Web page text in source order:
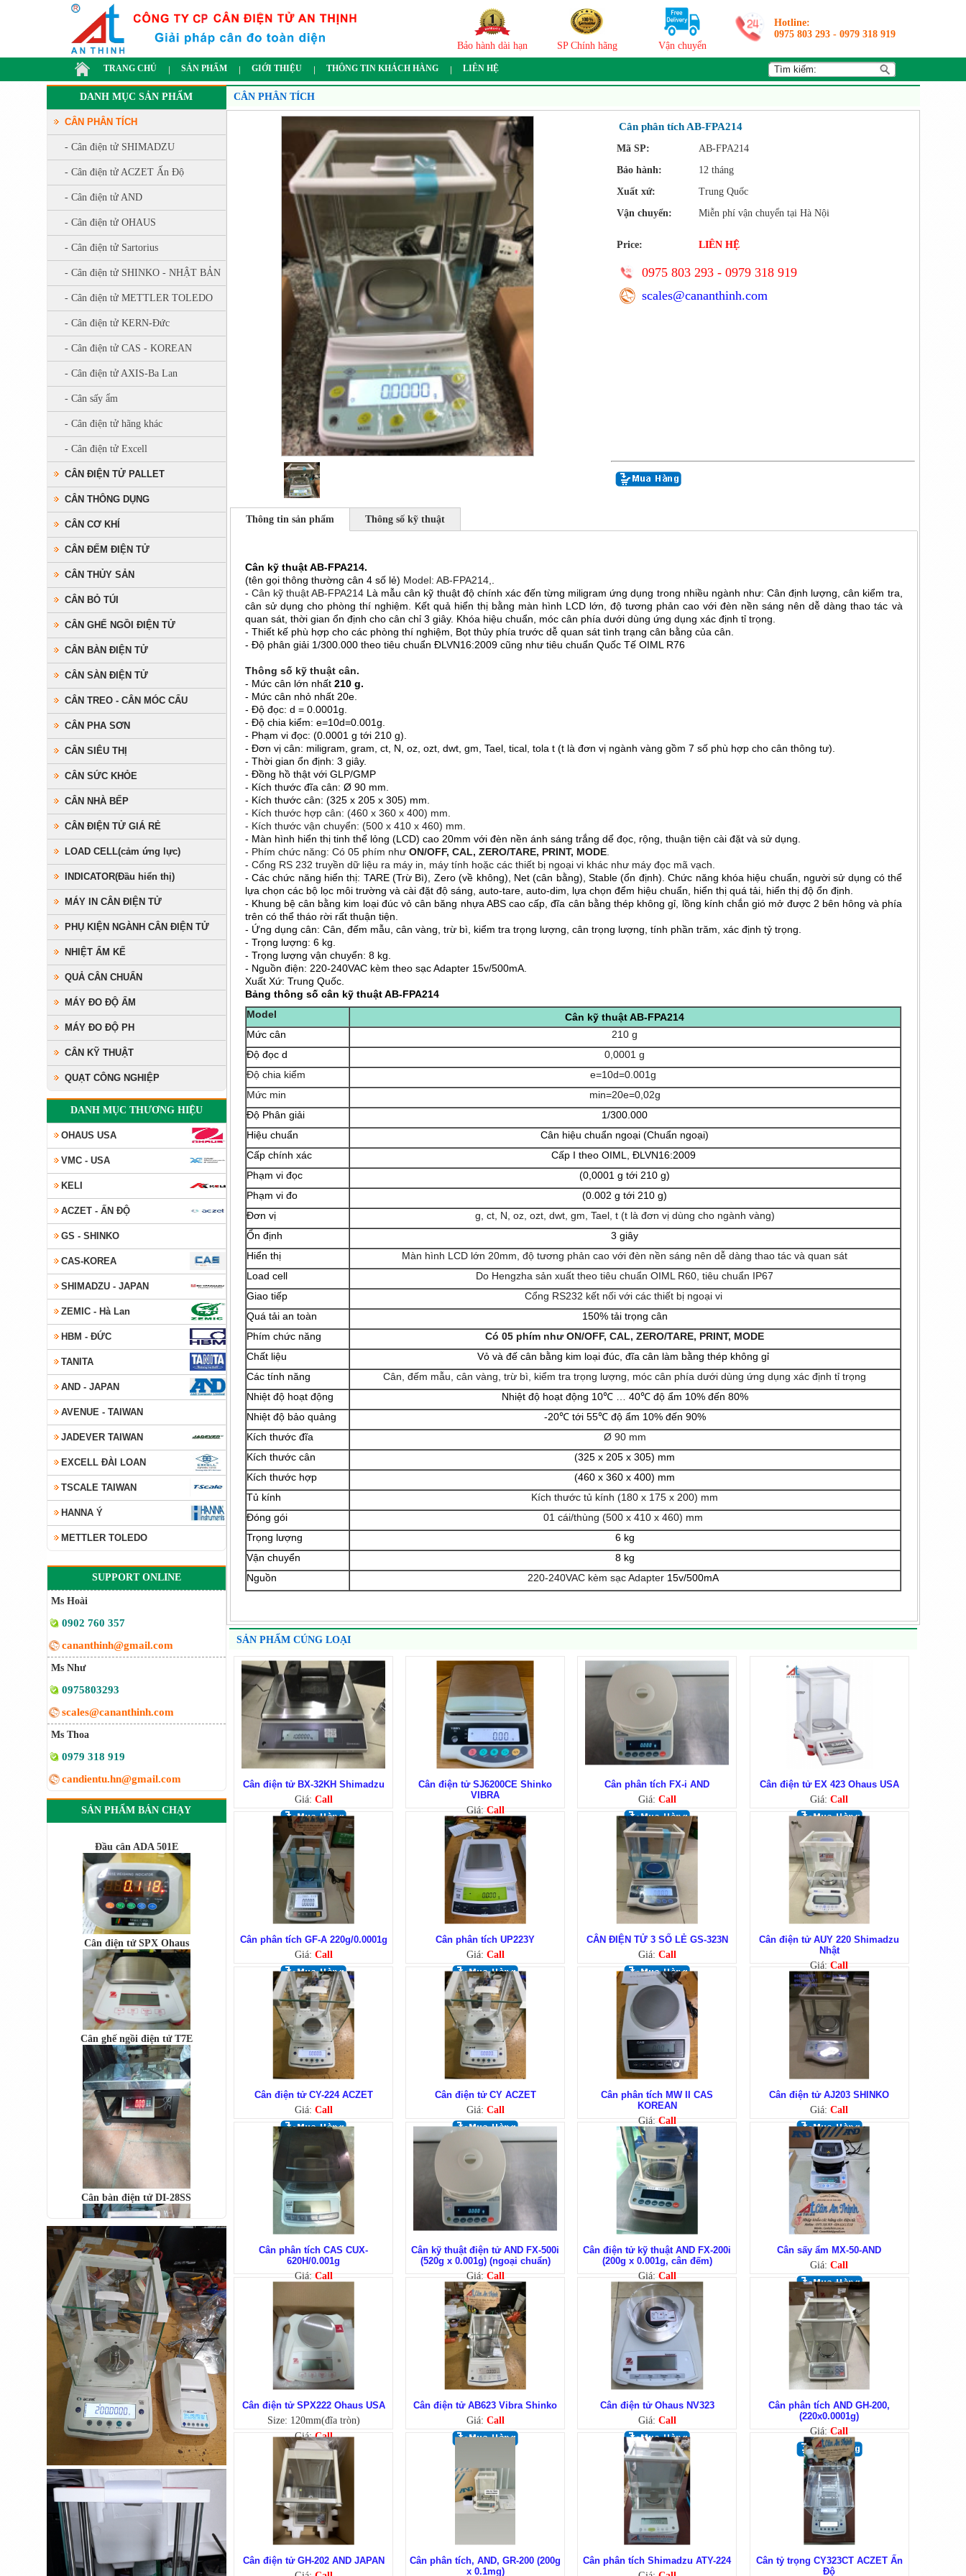
Bảo hành dài hạn SP Chính hãng Vận chuyển
Hotline:
0975 803 293 - 0979 318 919
TRANG CHỦ SẢN PHẨM GIỚI THIỆU THÔNG TIN KHÁCH HÀNG LIÊN HỆ
DANH MỤC SẢN PHẨM
CÂN PHÂN TÍCH
- Cân điện tử SHIMADZU
- Cân điện tử ACZET Ấn Độ
- Cân điện tử AND
- Cân điện tử OHAUS
- Cân điện tử Sartorius
- Cân điện tử SHINKO - NHẬT BẢN
- Cân điện tử METTLER TOLEDO
- Cân điện tử KERN-Đức
- Cân điện tử CAS - KOREAN
- Cân điện tử AXIS-Ba Lan
- Cân sấy ẩm
- Cân điện tử hãng khác
- Cân điện tử Excell
CÂN ĐIỆN TỬ PALLET
CÂN THÔNG DỤNG
CÂN CƠ KHÍ
CÂN ĐẾM ĐIỆN TỬ
CÂN THỦY SẢN
CÂN BỎ TÚI
CÂN GHẾ NGỒI ĐIỆN TỬ
CÂN BÀN ĐIỆN TỬ
CÂN SÀN ĐIỆN TỬ
CÂN TREO - CÂN MÓC CẨU
CÂN PHA SƠN
CÂN SIÊU THỊ
CÂN SỨC KHỎE
CÂN NHÀ BẾP
CÂN ĐIỆN TỬ GIÁ RẺ
LOAD CELL(cảm ứng lực)
INDICATOR(Đầu hiển thị)
MÁY IN CÂN ĐIỆN TỬ
PHỤ KIỆN NGÀNH CÂN ĐIỆN TỬ
NHIỆT ẨM KẾ
QUẢ CÂN CHUẨN
MÁY ĐO ĐỘ ẨM
MÁY ĐO ĐỘ PH
CÂN KỸ THUẬT
QUẠT CÔNG NGHIỆP
DANH MỤC THƯƠNG HIỆU
OHAUS USA
VMC - USA
KELI
ACZET - ẤN ĐỘ
GS - SHINKO
CAS-KOREA
SHIMADZU - JAPAN
ZEMIC - Hà Lan
HBM - ĐỨC
TANITA
AND - JAPAN
AVENUE - TAIWAN
JADEVER TAIWAN
EXCELL ĐÀI LOAN
TSCALE TAIWAN
HANNA Ý
METTLER TOLEDO
SUPPORT ONLINE
Ms Hoài
0902 760 357
cananthinh@gmail.com
Ms Như
0975803293
scales@cananthinh.com
Ms Thoa
0979 318 919
candientu.hn@gmail.com
SẢN PHẨM BÁN CHẠY
Đầu cân ADA 501E
Cân điện tử SPX Ohaus
Cân ghế ngồi điện tử T7E
Cân bàn điện tử DI-28SS
Cân điện tử GS3201N
(3200g/0.1g)
Cân sàn điện tử K8
CÂN PHÂN TÍCH
Cân phân tích AB-FPA214
Mã SP:
AB-FPA214
Bảo hành:
12 tháng
Xuất xứ:
Trung Quốc
Vận chuyển:
Miễn phí vận chuyển tại Hà Nội
Price: LIÊN HỆ
0975 803 293 - 0979 318 919
scales@cananthinh.com
Thông tin sản phẩm Thông số kỹ thuật
Cân kỹ thuật AB-FPA214.
(tên gọi thông thường cân 4 số lẻ) Model: AB-FPA214,
- Cân kỹ thuật AB-FPA214Là mẫu cân kỹ thuật độ chính xác đến từng miligram ứng dụng trong nhiều ngành như: Cân định lượng, cân kiểm tra,
cân sử dụng cho phòng thí nghiệm. Kết quả hiển thị bằng màn hình LCD lớn, độ tương phản cao với đèn nền sáng nên dễ dàng thao tác và
quan sát, thời gian ổn định cho cân chỉ 3 giây. Khóa hiệu chuẩn, móc cân phía dưới dùng ứng dụng xác định tỉ trọng.
- Thiết kế phù hợp cho các phòng thí nghiệm, Bọt thủy phía trước dễ quan sát tình trạng cân bằng của cân.
- Độ phân giải 1/300.000 theo tiêu chuẩn ĐLVN16:2009 cũng như tiêu chuẩn Quốc Tế OIML R76
Thông số kỹ thuật cân.
- Mức cân lớn nhất 210 g.
- Mức cân nhỏ nhất 20e.
- Độ đọc: d = 0.0001g.
- Độ chia kiểm: e=10d=0.001g.
- Phạm vi đọc: (0.0001 g tới 210 g).
- Đơn vị cân: miligram, gram, ct, N, oz, ozt, dwt, gm, Tael, tical, tola t (t là đơn vị ngành vàng gồm 7 số phù hợp cho cân thông tư).
- Thời gian ổn định: 3 giây.
- Đồng hồ thật với GLP/GMP
- Kích thước đĩa cân: Ø 90 mm.
- Kích thước cân: (325 x 205 x 305) mm.
- Kích thước hợp cân: (460 x 360 x 400) mm.
- Kích thước vận chuyển: (500 x 410 x 460) mm.
- Màn hình hiển thị tinh thể lỏng (LCD) cao 20mm với đèn nền ánh sáng trắng dể đọc, rộng, thuận tiện cài đặt và sử dụng.
- Phím chức năng: Có 05 phím như ON/OFF, CAL, ZERO/TARE, PRINT, MODE.
- Cổng RS 232 truyền dữ liệu ra máy in, máy tính hoặc các thiết bị ngoại vi khác như máy đọc mã vạch.
- Các chức năng hiển thị: TARE (Trừ Bì), Zero (về không), Net (cân bằng), Stable (ổn định). Chức năng khóa hiệu chuẩn, người sử dụng có thể
lựa chọn các bộ lọc môi trường và cài đặt độ sáng, auto-tare, auto-dim, lựa chọn đểm hiệu chuẩn, hiển thị quá tải, hiển thị độ ổn định.
- Khung bệ cân bằng kim loại đúc vỏ cân băng nhựa ABS cao cấp, đĩa cân bằng thép không gỉ, lồng kính chắn gió mở được 2 bên hông và phía
trên có thể tháo rời rất thuận tiện.
- Ứng dụng cân: Cân, đếm mẫu, cân vàng, trừ bì, kiểm tra trọng lượng, cân trọng lượng, tính phần trăm, xác định tỷ trọng.
- Trọng lượng: 6 kg.
- Trọng lượng vận chuyển: 8 kg.
- Nguồn điện: 220-240VAC kèm theo sạc Adapter 15v/500mA.
Xuất Xứ: Trung Quốc.
Bảng thông số cân kỹ thuật AB-FPA214
Model
Cân kỹ thuật AB-FPA214
Mức cân
210 g
Độ đọc d
0,0001 g
Độ chia kiểm
e=10d=0.001g
Mức min
min=20e=0,02g
Độ Phân giải
1/300.000
Hiệu chuẩn
Cân hiệu chuẩn ngoại (Chuẩn ngoại)
Cấp chính xác
Cấp I theo OIML, ĐLVN16:2009
Phạm vi đọc
(0,0001 g tới 210 g)
Phạm vi đo
(0.002 g tới 210 g)
Đơn vị
g, ct, N, oz, ozt, dwt, gm, Tael, t (t là đơn vị dùng cho ngành vàng)
Ổn định
3 giây
Hiển thị
Màn hình LCD lớn 20mm, độ tương phản cao với đèn nền sáng nên dễ dàng thao tác và quan sát
Load cell
Do Hengzha sản xuất theo tiêu chuẩn OIML R60, tiêu chuẩn IP67
Giao tiếp
Cổng RS232 kết nối với các thiết bị ngoại vi
Quá tải an toàn
150% tải trọng cân
Phím chức năng
Có 05 phím nhưON/OFF, CAL, ZERO/TARE, PRINT, MODE
Chất liệu
Vỏ và đế cân bằng kim loại đúc, đĩa cân làm bằng thép không gỉ
Các tính năng
Cân, đếm mẫu, cân vàng, trừ bì, kiểm tra trọng lượng, móc cân phía dưới dùng ứng dụng xác định tỉ trọng
Nhiệt độ hoạt động
Nhiệt độ hoạt động 10℃ … 40℃ độ ẩm 10% đến 80%
Nhiệt độ bảo quảng
-20℃ tới 55℃ độ ẩm 10% đến 90%
Kích thước đĩa
Ø 90 mm
Kích thước cân
(325 x 205 x 305) mm
Kích thước hợp
(460 x 360 x 400) mm
Tủ kính
Kích thước tủ kính (180 x 175 x 200) mm
Đóng gói
01 cái/thùng (500 x 410 x 460) mm
Trọng lượng
6 kg
Vận chuyển
8 kg
Nguồn
220-240VAC kèm sạc Adapter 15v/500mA
SẢN PHẨM CÚNG LOẠI
Cân điện tử BX-32KH Shimadzu
Giá: Call
Cân điện tử SJ6200CE Shinko
VIBRA
Giá: Call
Cân phân tích FX-i AND
Giá: Call
Cân điện tử EX 423 Ohaus USA
Giá: Call
Cân phân tích GF-A 220g/0.0001g
Giá: Call
Cân phân tích UP223Y
Giá: Call
CÂN ĐIỆN TỬ 3 SỐ LẺ GS-323N
Giá: Call
Cân điện tử AUY 220 Shimadzu
Nhật
Giá: Call
Cân điện tử CY-224 ACZET
Giá: Call
Cân điện tử CY ACZET
Giá: Call
Cân phân tích MW II CAS
KOREAN
Giá: Call
Cân điện tử AJ203 SHINKO
Giá: Call
Cân phân tích CAS CUX-
620H/0.001g
Giá: Call
Cân kỹ thuật điện tử AND FX-500i
(520g x 0.001g) (ngoại chuẩn)
Giá: Call
Cân điện tử kỹ thuật AND FX-200i
(200g x 0.001g, cân đếm)
Giá: Call
Cân sấy ẩm MX-50-AND
Giá: Call
Cân điện tử SPX222 Ohaus USA
Size: 120mm(đĩa tròn)
Giá:Call
Cân điện tử AB623 Vibra Shinko
Giá: Call
Cân điện tử Ohaus NV323
Giá: Call
Cân phân tích AND GH-200,
(220x0.0001g)
Giá: Call
Cân điện tử GH-202 AND JAPAN
Cân phân tích, AND, GR-200 (200g
x 0.1mg)
Cân phân tích Shimadzu ATY-224
Cân tỷ trọng CY323CT ACZET Ấn
Độ